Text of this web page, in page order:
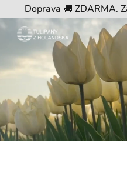
na
obsah
Doprava 🚚 ZDARMA.